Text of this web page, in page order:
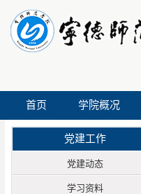
首页 学院概况
党建工作
党建动态
学习资料